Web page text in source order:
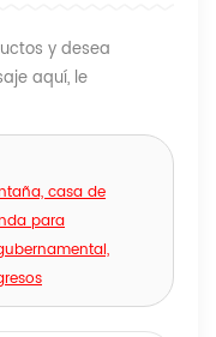
y desea
aquí, le
casa de
para